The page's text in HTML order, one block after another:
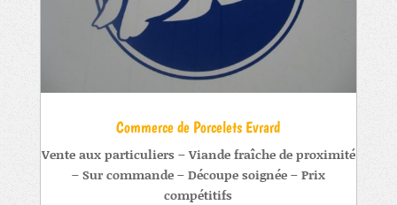
Commerce de Porcelets Evrard
Vente aux particuliers – Viande fraîche de proximité
– Sur commande – Découpe soignée – Prix
compétitifs